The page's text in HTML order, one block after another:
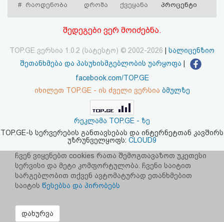
აღდგენა
კოდი
შეთანხმება
პასუხისმგებლობის
უარყოფა
# რაოდენობა დროშა ქვეყანა პროცენტი
შედეგები ვერ მოიძებნა.
TOP.GE ვერსია 1.0.2 (სატესტო) © 2002-2026
სალიცენზიო
შეთანხმება და პასუხისმგებლობის უარყოფა
facebook.com/TOP.GE
იხილეთ TOP.GE - ის ძველი ვერსია ბმულზე
რეკლამა TOP.GE - ზე
TOP.GE-ს სერვერების განთავსებას და ინტერნეტთან კავშირს
უზრუნველყოფს: CLOUD9
ჩვენ ვიყენებთ cookies რათა შემოგთავაზოთ უკეთესი
სერვისი და მეტი კომფორტულობა. ჩვენი საიტით
სარგებლობით თქვენ ავტომატურად ეთანხმებით
საიტის წესებსა და პირობებს
დახურვა